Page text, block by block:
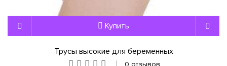
Купить
Трусы высокие для беременных
0 отзывов